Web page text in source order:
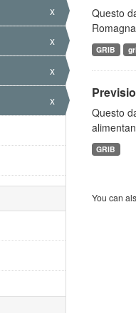
x
x
x
x
Questo
GRIB
Questo
GRIB
You can